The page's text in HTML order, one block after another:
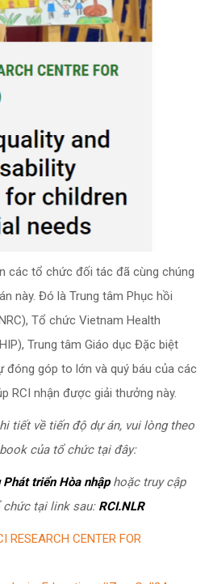
các tổ chức đối tác đã cùng chúng
này. Đó là Trung tâm Phục hồi
Tổ chức Vietnam Health
Trung tâm Giáo dục Đặc biệt
đóng góp to lớn và quý báu của các
RCI nhận được giải thưởng này.
tiết về tiến độ dự án, vui lòng theo
của tổ chức tại đây:
triển Hòa nhậphoặc truy cập
chức tại link sau: RCI.NLR
RESEARCH CENTER FOR